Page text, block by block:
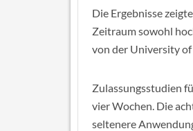
Die Ergebnisse
Zeitraum sowohl
von der University
Zulassungsstudien
vier Wochen. Die
seltenere